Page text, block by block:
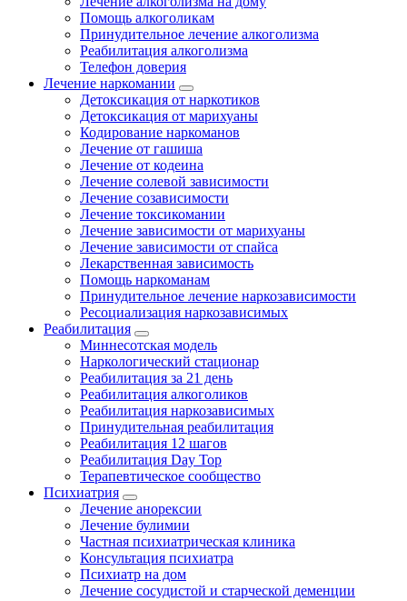
Помощь алкоголикам
Принудительное лечение алкоголизма
Реабилитация алкоголизма
Телефон доверия
Лечение наркомании
Детоксикация от наркотиков
Детоксикация от марихуаны
Кодирование наркоманов
Лечение от гашиша
Лечение от кодеина
Лечение солевой зависимости
Лечение созависимости
Лечение токсикомании
Лечение зависимости от марихуаны
Лечение зависимости от спайса
Лекарственная зависимость
Помощь наркоманам
Принудительное лечение наркозависимости
Ресоциализация наркозависимых
Реабилитация
Миннесотская модель
Наркологический стационар
Реабилитация за 21 день
Реабилитация алкоголиков
Реабилитация наркозависимых
Принудительная реабилитация
Реабилитация 12 шагов
Реабилитация Day Top
Терапевтическое сообщество
Психиатрия
Лечение анорексии
Лечение булимии
Частная психиатрическая клиника
Консультация психиатра
Психиатр на дом
Лечение сосудистой и старческой деменции